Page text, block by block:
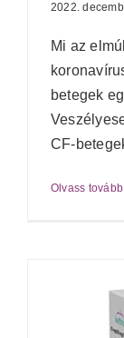
2022.
Mi az
betegek
CF-
Olvass tovább